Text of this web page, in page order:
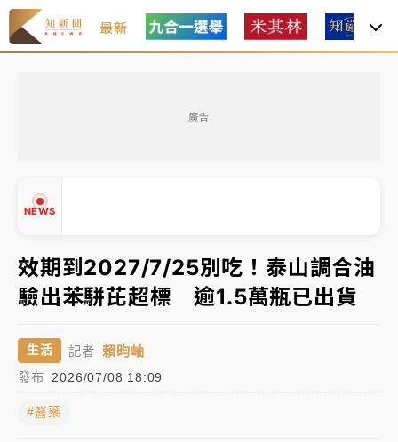
最新
廣告
NEWS
處置制度大變革！ 證交所今起縮短股票「關禁閉」天
數與撮合時間
才續任就飛美國大學面試 清大校長高為元致歉：機會
到來時引起我的好奇
白海豚颱風解除海警 西南風來了！4縣市大雨特報、各
分析｜
標？ 鴻海本週法說法人關注的四大重點
效期到2027/7/25別吃！泰山調合油
驗出苯駢芘超標 逾1.5萬瓶已出貨
生活 記者 賴昀岫
發布 2026/07/08 18:09
#醫藥